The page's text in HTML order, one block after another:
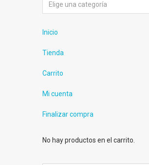
Elige una categoría
Inicio
Tienda
Carrito
Mi cuenta
Finalizar compra
No hay productos en el carrito.